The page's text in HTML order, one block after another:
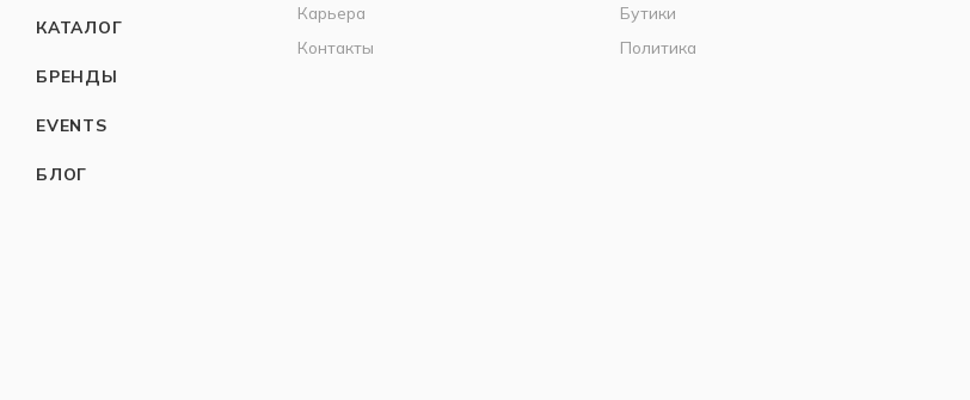
КАТАЛОГ
БРЕНДЫ
EVENTS
БЛОГ
Карьера
Контакты
Бутики
Политика